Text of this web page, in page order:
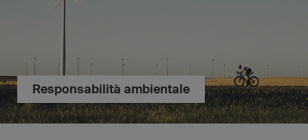
Responsabilità ambientale